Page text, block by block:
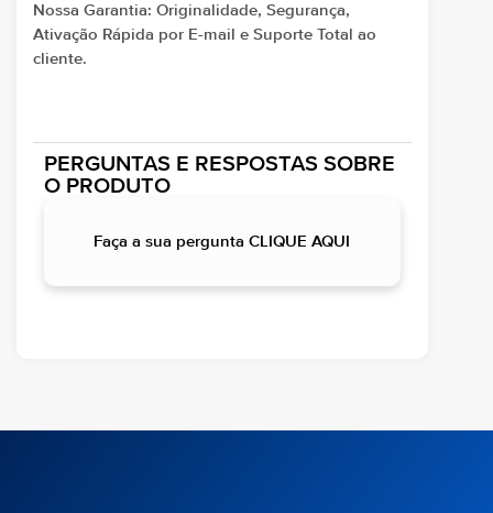
Nossa Garantia: Originalidade, Segurança,
Ativação Rápida por E-mail e Suporte Total ao
cliente.
PERGUNTAS E RESPOSTAS SOBRE
O PRODUTO
Faça a sua pergunta CLIQUE AQUI